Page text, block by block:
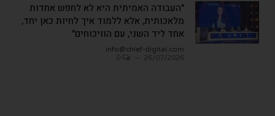
"העבודה האמיתית היא לא לחפש אחדות
מלאכותית, אלא ללמוד איך לחיות כאן יחד,
אחד ליד השני, עם הוויכוחים"
info@chief-digital.com